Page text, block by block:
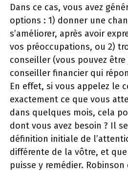
Dans ce cas, vous avez
options : 1) donner une
s’améliorer, après avoir
vos préoccupations, ou 2)
conseiller (vous pouvez
conseiller financier qui
En effet, si vous appelez le
exactement ce que vous
dans quelques mois, cela
dont vous avez besoin ? Il
définition initiale de
différente de la vôtre, et
puisse y remédier.